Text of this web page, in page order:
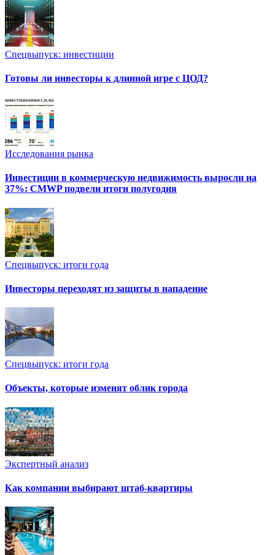
Спецвыпуск: инвестиции
Готовы ли инвесторы к длинной игре с ЦОД?
Исследования рынка
Инвестиции в коммерческую недвижимость выросли на
37%: CMWP подвели итоги полугодия
Спецвыпуск: итоги года
Инвесторы переходят из защиты в нападение
Спецвыпуск: итоги года
Объекты, которые изменят облик города
Экспертный анализ
Как компании выбирают штаб-квартиры